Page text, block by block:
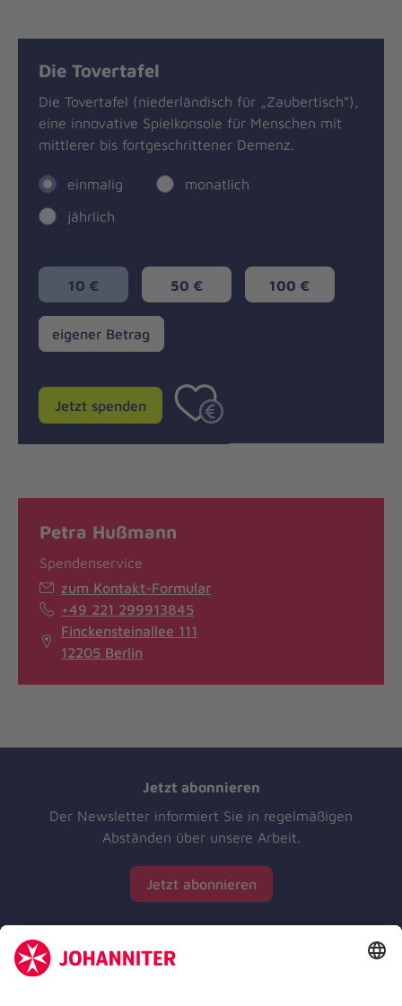
Die Tovertafel
Die Tovertafel (niederländisch für „Zaubertisch“),
eine innovative Spielkonsole für Menschen mit
mittlerer bis fortgeschrittener Demenz.
einmalig
monatlich
jährlich
10 € 50 € 100 €
eigener
Betrag
eigener Betrag
Jetzt spenden
Petra Hußmann
Spendenservice
zum Kontakt-Formular
+49 221 299913845
Finckensteinallee 111
12205 Berlin
Jetzt abonnieren
Der Newsletter informiert Sie in regelmäßigen
Abständen über unsere Arbeit.
Jetzt abonnieren
Zertifizierung der Johanniter-Unfall-Hilfe e.V.